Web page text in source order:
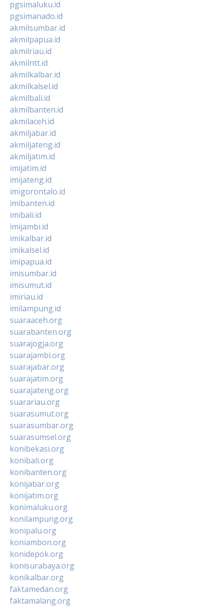
pgsimaluku.id
pgsimanado.id
akmilsumbar.id
akmilpapua.id
akmilriau.id
akmilntt.id
akmilkalbar.id
akmilkalsel.id
akmilbali.id
akmilbanten.id
akmilaceh.id
akmiljabar.id
akmiljateng.id
akmiljatim.id
imijatim.id
imijateng.id
imigorontalo.id
imibanten.id
imibali.id
imijambi.id
imikalbar.id
imikalsel.id
imipapua.id
imisumbar.id
imisumut.id
imiriau.id
imilampung.id
suaraaceh.org
suarabanten.org
suarajogja.org
suarajambi.org
suarajabar.org
suarajatim.org
suarajateng.org
suarariau.org
suarasumut.org
suarasumbar.org
suarasumsel.org
konibekasi.org
konibali.org
konibanten.org
konijabar.org
konijatim.org
konimaluku.org
konilampung.org
konipalu.org
koniambon.org
konidepok.org
konisurabaya.org
konikalbar.org
faktamedan.org
faktamalang.org